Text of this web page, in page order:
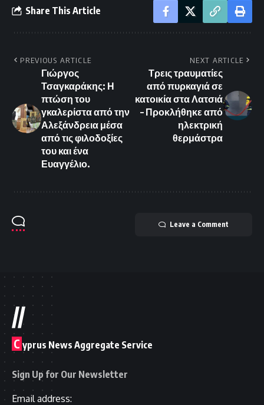
Share This Article
PREVIOUS ARTICLE
Γιώργος
Τσαγκαράκης: Η
πτώση του
γκαλερίστα από την
Αλεξάνδρεια μέσα
από τις φιλοδοξίες
του και ένα
Ευαγγέλιο.
NEXT ARTICLE
Τρεις τραυματίες
από πυρκαγιά σε
κατοικία στα Λατσιά
– Προκλήθηκε από
ηλεκτρική
θερμάστρα
Leave a Comment
//
C yprus News Aggregate Service
Sign Up for Our Newsletter
Email address: